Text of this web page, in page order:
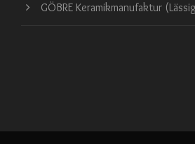
GÖBRE Keramikmanufaktur